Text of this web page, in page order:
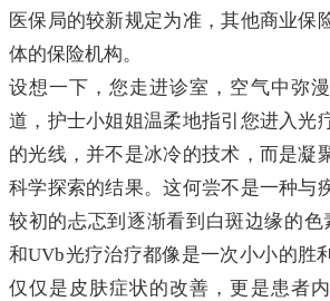
医保局的较新规定为准，其他商业保
体的保险机构。
设想一下，您走进诊室，空气中弥
道，护士小姐姐温柔地指引您进入光
的光线，并不是冰冷的技术，而是凝
科学探索的结果。这何尝不是一种与
较初的忐忑到逐渐看到白斑边缘的色
和UVb光疗治疗都像是一次小小的胜
仅仅是皮肤症状的改善，更是患者